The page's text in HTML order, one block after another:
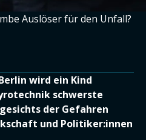
Auslöser für den Unfall?
wird ein Kind
schwerste
der Gefahren
und Politiker:innen